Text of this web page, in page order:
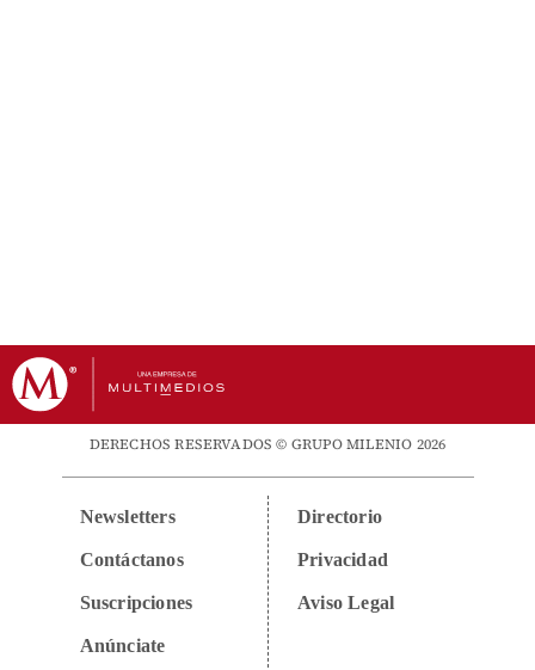
DERECHOS RESERVADOS © GRUPO MILENIO 2026
Newsletters
Contáctanos
Suscripciones
Anúnciate
Directorio
Privacidad
Aviso Legal